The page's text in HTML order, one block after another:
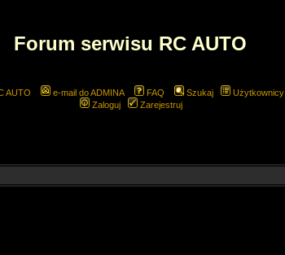
Forum serwisu RC AUTO
AUTO e-mail do ADMINA FAQ Szukaj
Użytkownicy
Zaloguj
Zarejestruj